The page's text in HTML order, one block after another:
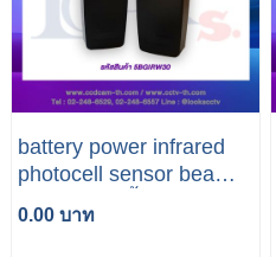
battery power infrared
photocell sensor beam
0.00 บาท